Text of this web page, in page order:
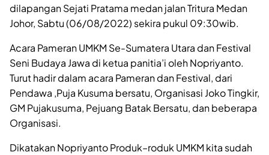
dilapangan Sejati Pratama medan jalan Tritura Medan
Johor, Sabtu (06/08/2022) sekira pukul 09:30wib.
Acara Pameran UMKM Se-Sumatera Utara dan Festival
Seni Budaya Jawa di ketua panitia’i oleh Nopriyanto.
Turut hadir dalam acara Pameran dan Festival, dari
Pendawa ,Puja Kusuma bersatu, Organisasi Joko Tingkir,
GM Pujakusuma, Pejuang Batak Bersatu, dan beberapa
Organisasi.
Dikatakan Nopriyanto Produk–roduk UMKM kita sudah